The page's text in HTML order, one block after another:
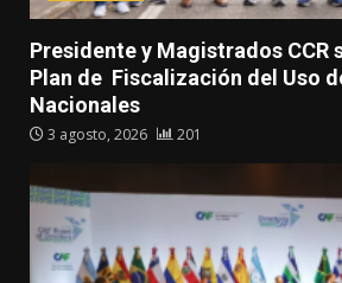
Presidente y Magistrados CCR
Plan de Fiscalización del Uso
Nacionales
3 agosto, 2026 201